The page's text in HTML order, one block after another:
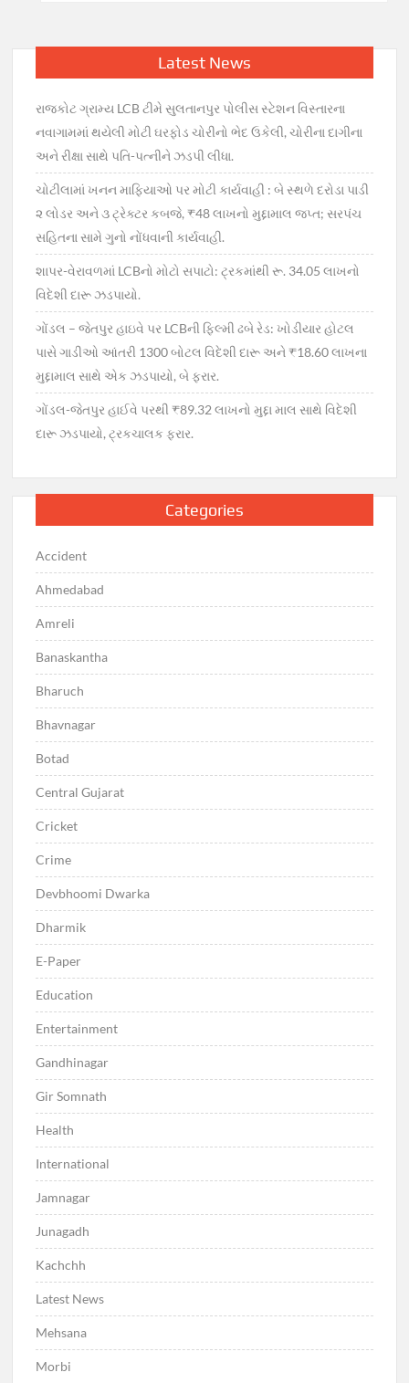
Latest News
રાજકોટ ગ્રામ્ય LCB ટીમે સુલતાનપુર પોલીસ સ્ટેશન વિસ્તારના
નવાગામમાં થયેલી મોટી ઘરફોડ ચોરીનો ભેદ ઉકેલી, ચોરીના દાગીના
અને રીક્ષા સાથે પતિ-પત્નીને ઝડપી લીધા.
ચોટીલામાં ખનન માફિયાઓ પર મોટી કાર્યવાહી : બે સ્થળે દરોડા પાડી
૨ લોડર અને ૩ ટ્રેક્ટર કબજે, ₹48 લાખનો મુદ્દામાલ જપ્ત; સરપંચ
સહિતના સામે ગુનો નોંધવાની કાર્યવાહી.
શાપર-વેરાવળમાં LCBનો મોટો સપાટો: ટ્રકમાંથી રૂ. 34.05 લાખનો
વિદેશી દારૂ ઝડપાયો.
ગોંડલ – જેતપુર હાઇવે પર LCBની ફિલ્મી ઢબે રેડ: ખોડીયાર હોટલ
પાસે ગાડીઓ આંતરી 1300 બોટલ વિદેશી દારૂ અને ₹18.60 લાખના
મુદ્દામાલ સાથે એક ઝડપાયો, બે ફરાર.
ગોંડલ-જેતપુર હાઈવે પરથી ₹89.32 લાખનો મુદ્દા માલ સાથે વિદેશી
દારૂ ઝડપાયો, ટ્રકચાલક ફરાર.
Categories
Accident
Ahmedabad
Amreli
Banaskantha
Bharuch
Bhavnagar
Botad
Central Gujarat
Cricket
Crime
Devbhoomi Dwarka
Dharmik
E-Paper
Education
Entertainment
Gandhinagar
Gir Somnath
Health
International
Jamnagar
Junagadh
Kachchh
Latest News
Mehsana
Morbi